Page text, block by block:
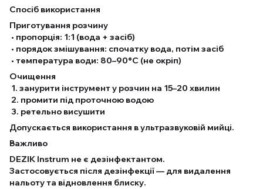
Спосіб використання
Приготування розчину
• пропорція: 1:1 (вода + засіб)
• порядок змішування: спочатку вода, потім засіб
• температура води: 80–90°C (не окріп)
Очищення
1. занурити інструмент у розчин на 15–20 хвилин
2. промити під проточною водою
3. ретельно висушити
Допускається використання в ультразвуковій мийці.
Важливо
DEZIK Instrum не є дезінфектантом.
Застосовується після дезінфекції — для видалення
нальоту та відновлення блиску.